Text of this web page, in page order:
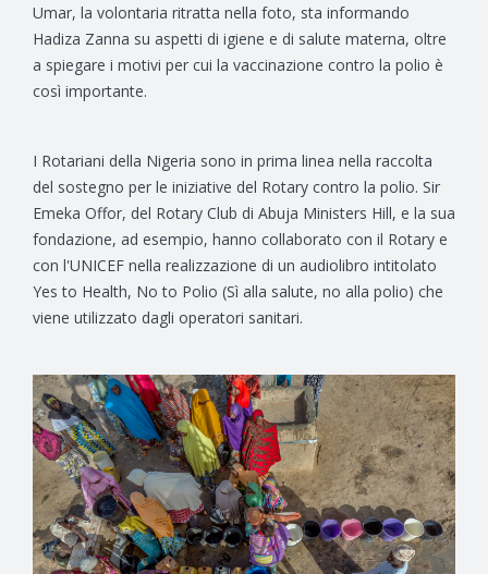
Umar, la volontaria ritratta nella foto, sta informando
Hadiza Zanna su aspetti di igiene e di salute materna, oltre
a spiegare i motivi per cui la vaccinazione contro la polio è
così importante.
I Rotariani della Nigeria sono in prima linea nella raccolta
del sostegno per le iniziative del Rotary contro la polio. Sir
Emeka Offor, del Rotary Club di Abuja Ministers Hill, e la sua
fondazione, ad esempio, hanno collaborato con il Rotary e
con l'UNICEF nella realizzazione di un audiolibro intitolato
Yes to Health, No to Polio (Sì alla salute, no alla polio) che
viene utilizzato dagli operatori sanitari.